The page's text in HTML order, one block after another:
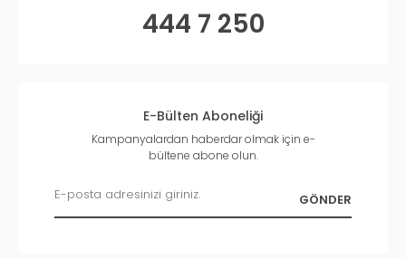
444 7 250
E-Bülten Aboneliği
Kampanyalardan haberdar olmak için e-
bültene abone olun.